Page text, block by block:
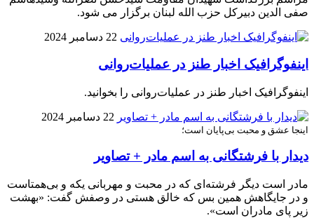
صفی الدین دبیرکل حزب الله لبنان برگزار می شود.
22 دسامبر 2024
اینفوگرافیک اخبار طنز در عملیات‌روانی
اینفوگرافیک اخبار طنز در عملیات‌روانی را بخوانید.
22 دسامبر 2024
اینجا عشق و محبت بی‌پایان است؛
دیدار با فرشتگانی به اسم مادر + تصاویر
مادر است دیگر فرشته‌ای که در محبت و مهربانی یکه و بی‌همتاست
و در جایگاهش همین بس که خالق هستی در وصفش گفت: «بهشت
زیر پای مادران است».